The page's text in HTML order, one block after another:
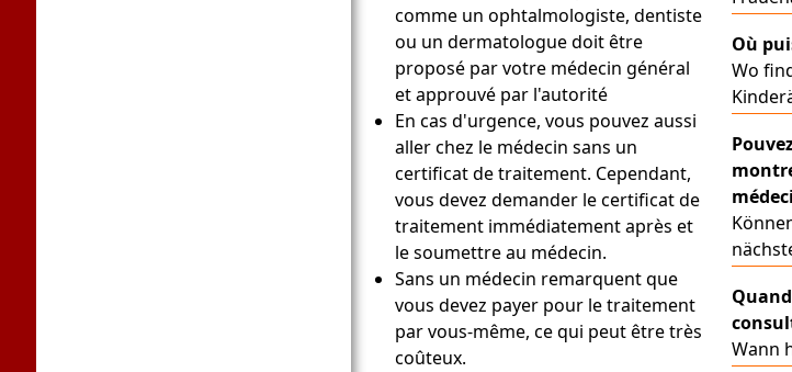
comme un ophtalmologiste, dentiste
ou un dermatologue doit être
proposé par votre médecin général
et approuvé par l'autorité
En cas d'urgence, vous pouvez aussi
aller chez le médecin sans un
certificat de traitement. Cependant,
vous devez demander le certificat de
traitement immédiatement après et
le soumettre au médecin.
Sans un médecin remarquent que
vous devez payer pour le traitement
par vous-même, ce qui peut être très
coûteux.
Où
Wo
Wann